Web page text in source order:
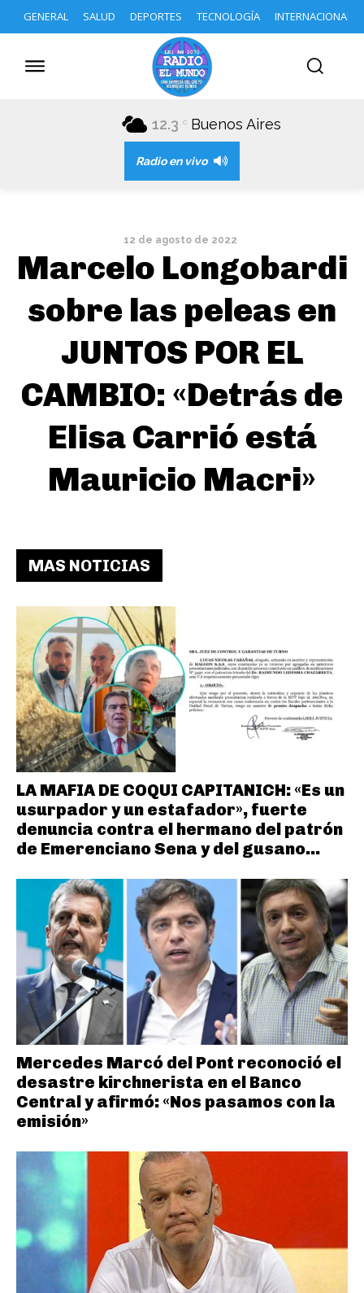
GENERAL SALUD DEPORTES TECNOLOGÍA INTERNACIONAL
12.3 C Buenos Aires
Radio en vivo
12 de agosto de 2022
Marcelo Longobardi
sobre las peleas en
JUNTOS POR EL
CAMBIO: «Detrás de
Elisa Carrió está
Mauricio Macri»
MAS NOTICIAS
LA MAFIA DE COQUI CAPITANICH: «Es un
usurpador y un estafador», fuerte
denuncia contra el hermano del patrón
de Emerenciano Sena y del gusano...
Mercedes Marcó del Pont reconoció el
desastre kirchnerista en el Banco
Central y afirmó: «Nos pasamos con la
emisión»